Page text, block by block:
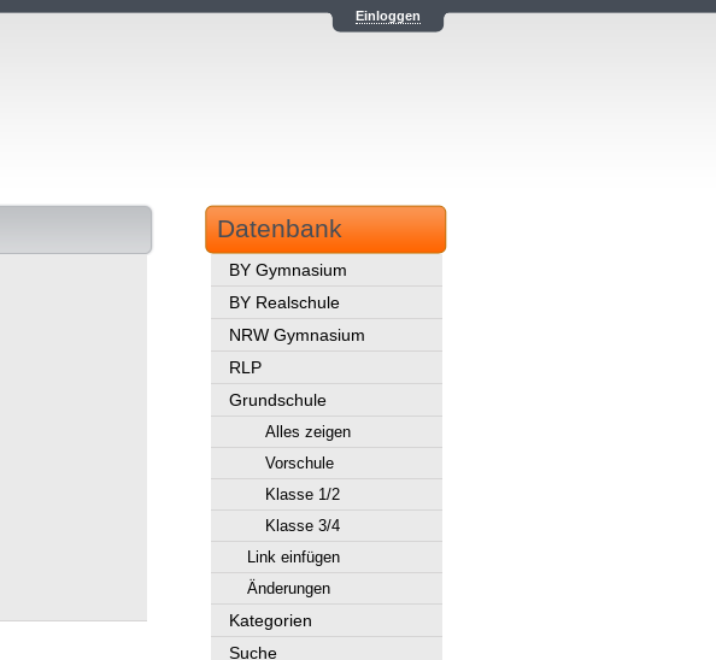
Einloggen
Datenbank
BY Gymnasium
BY Realschule
NRW Gymnasium
RLP
Grundschule
Alles zeigen
Vorschule
Klasse 1/2
Klasse 3/4
Link einfügen
Änderungen
Kategorien
Suche